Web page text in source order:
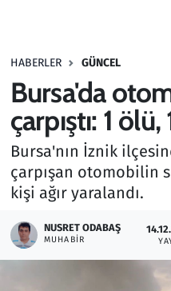
HABERLER GÜNCEL
Bursa'da
çarpıştı: 1 ölü,
Bursa'nın İznik
çarpışan otomobilin
kişi ağır yaralandı.
NUSRET ODABAŞ
MUHABIR
Haber
Kültür Sanat
Kurumsal Haberler
Lezzet Durağı
Memur ve Kamu